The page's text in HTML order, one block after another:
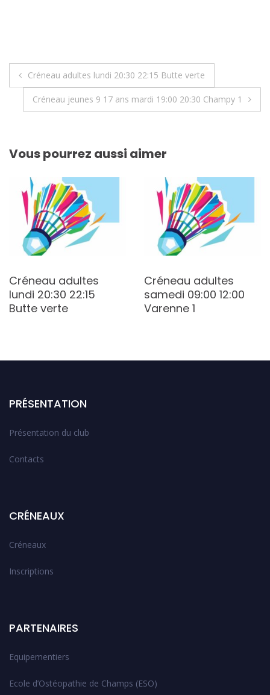
Navigation
Créneau adultes lundi 20:30 22:15 Butte verte
Créneau jeunes 9 17 ans mardi 19:00 20:30 Champy 1
Vous pourrez aussi aimer
Créneau adultes
lundi 20:30 22:15
Butte verte
Créneau adultes
samedi 09:00 12:00
Varenne 1
PRÉSENTATION
Présentation du club
Contacts
CRÉNEAUX
Créneaux
Inscriptions
PARTENAIRES
Equipementiers
Ecole d’Ostéopathie de Champs (ESO)